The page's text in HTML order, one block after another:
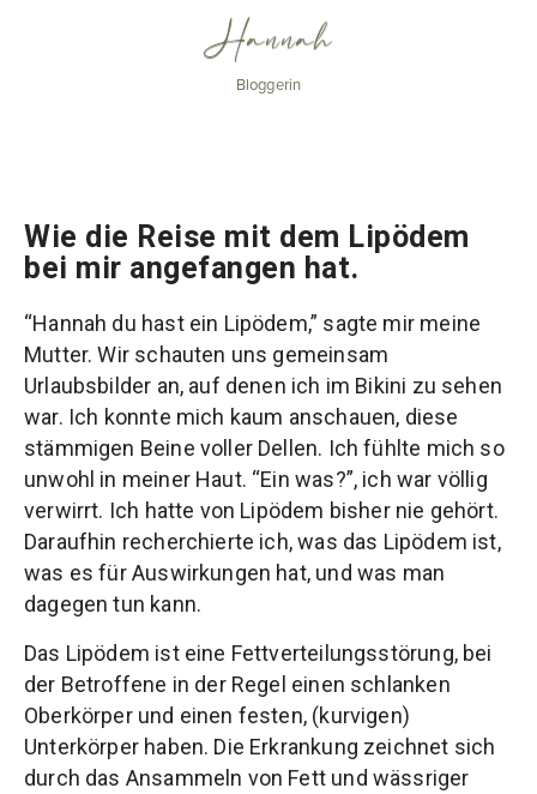
Hannah
Bloggerin
Wie die Reise mit dem Lipödem
bei mir angefangen hat.
“Hannah du hast ein Lipödem,” sagte mir meine
Mutter. Wir schauten uns gemeinsam
Urlaubsbilder an, auf denen ich im Bikini zu sehen
war. Ich konnte mich kaum anschauen, diese
stämmigen Beine voller Dellen. Ich fühlte mich so
unwohl in meiner Haut. “Ein was?”, ich war völlig
verwirrt. Ich hatte von Lipödem bisher nie gehört.
Daraufhin recherchierte ich, was das Lipödem ist,
was es für Auswirkungen hat, und was man
dagegen tun kann.
Das Lipödem ist eine Fettverteilungsstörung, bei
der Betroffene in der Regel einen schlanken
Oberkörper und einen festen, (kurvigen)
Unterkörper haben. Die Erkrankung zeichnet sich
durch das Ansammeln von Fett und wässriger